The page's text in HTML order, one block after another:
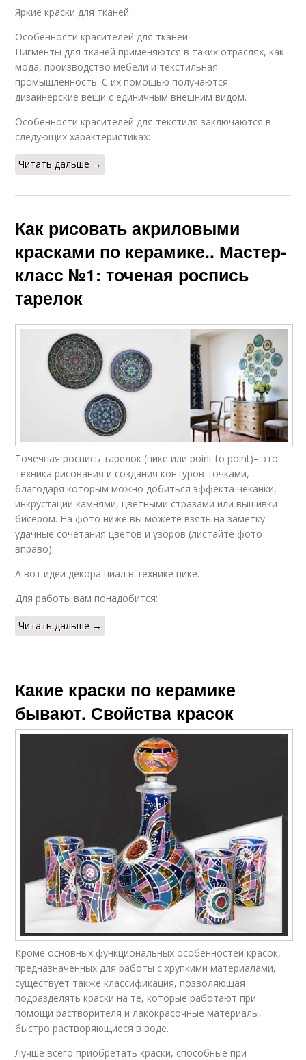
Яркие краски для тканей.
Особенности красителей для тканей
Пигменты для тканей применяются в таких отраслях, как
мода, производство мебели и текстильная
промышленность. С их помощью получаются
дизайнерские вещи с единичным внешним видом.
Особенности красителей для текстиля заключаются в
следующих характеристиках:
Читать дальше →
Как рисовать акриловыми
красками по керамике.. Мастер-
класс №1: точеная роспись
тарелок
Точечная роспись тарелок (пике или point to point)– это
техника рисования и создания контуров точками,
благодаря которым можно добиться эффекта чеканки,
инкрустации камнями, цветными стразами или вышивки
бисером. На фото ниже вы можете взять на заметку
удачные сочетания цветов и узоров (листайте фото
вправо).
А вот идеи декора пиал в технике пике.
Для работы вам понадобится:
Читать дальше →
Какие краски по керамике
бывают. Свойства красок
Кроме основных функциональных особенностей красок,
предназначенных для работы с хрупкими материалами,
существует также классификация, позволяющая
подразделять краски на те, которые работают при
помощи растворителя и лакокрасочные материалы,
быстро растворяющиеся в воде.
Лучше всего приобретать краски, способные при